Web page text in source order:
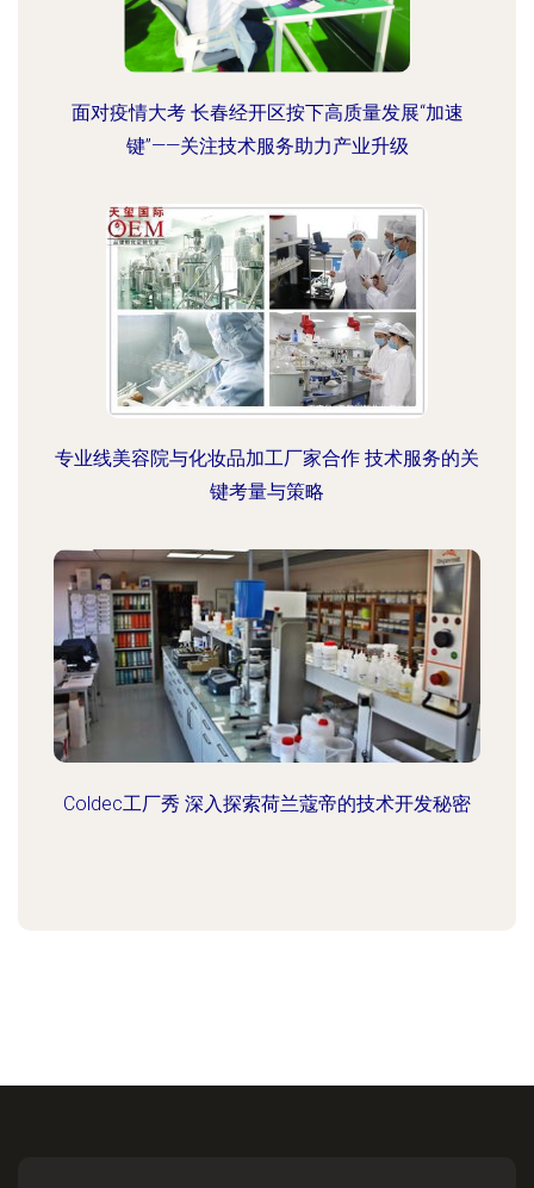
面对疫情大考 长春经开区按下高质量发展“加速
键”——关注技术服务助力产业升级
专业线美容院与化妆品加工厂家合作 技术服务的关
键考量与策略
Coldec工厂秀 深入探索荷兰蔻帝的技术开发秘密